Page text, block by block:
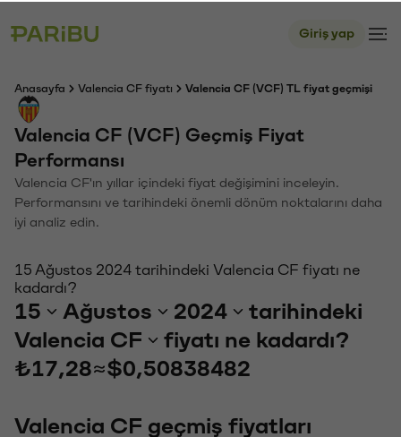
Giriş yap
Anasayfa Valencia CF fiyatı Valencia CF (VCF) TL fiyat geçmişi
Valencia CF (VCF) Geçmiş Fiyat
Performansı
Valencia CF'ın yıllar içindeki fiyat değişimini inceleyin.
Performansını ve tarihindeki önemli dönüm noktalarını daha
iyi analiz edin.
15 Ağustos 2024 tarihindeki Valencia CF fiyatı ne
kadardı?
15 Ağustos 2024
tarihindeki
Valencia CF
fiyatı ne kadardı?
₺17,28≈$0,50838482
Valencia CF geçmiş fiyatları